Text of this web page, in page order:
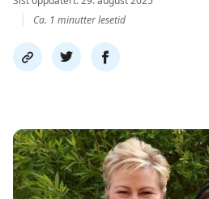
Ca. 1 minutter lesetid
Del
link
Del
på
Del
på